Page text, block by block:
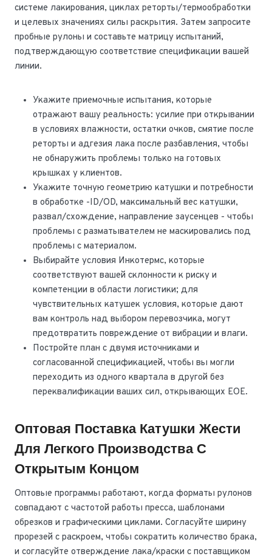
системе лакирования, циклах реторты/термообработки
и целевых значениях силы раскрытия. Затем запросите
пробные рулоны и составьте матрицу испытаний,
подтверждающую соответствие спецификации вашей
линии.
Укажите приемочные испытания, которые
отражают вашу реальность: усилие при открывании
в условиях влажности, остатки очков, смятие после
реторты и адгезия лака после разбавления, чтобы
не обнаружить проблемы только на готовых
крышках у клиентов.
Укажите точную геометрию катушки и потребности
в обработке -ID/OD, максимальный вес катушки,
развал/схождение, направление заусенцев - чтобы
проблемы с разматывателем не маскировались под
проблемы с материалом.
Выбирайте условия Инкотермс, которые
соответствуют вашей склонности к риску и
компетенции в области логистики; для
чувствительных катушек условия, которые дают
вам контроль над выбором перевозчика, могут
предотвратить повреждение от вибрации и влаги.
Постройте план с двумя источниками и
согласованной спецификацией, чтобы вы могли
переходить из одного квартала в другой без
переквалификации ваших сил, открывающих EOE.
Оптовая Поставка Катушки Жести
Для Легкого Производства С
Открытым Концом
Оптовые программы работают, когда форматы рулонов
совпадают с частотой работы пресса, шаблонами
обрезков и графическими циклами. Согласуйте ширину
прорезей с раскроем, чтобы сократить количество брака,
и согласуйте отверждение лака/краски с поставщиком